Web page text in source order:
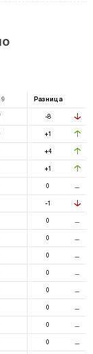
Разница
-8
+1
+4
+1
0
-1
0
0
0
0
0
0
0
0